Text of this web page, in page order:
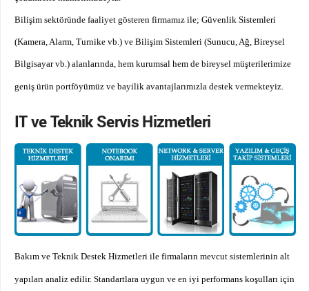
Bilişim sektöründe faaliyet gösteren firmamız ile; Güvenlik Sistemleri
(Kamera, Alarm, Turnike vb.) ve Bilişim Sistemleri (Sunucu, Ağ, Bireysel
Bilgisayar vb.) alanlarında, hem kurumsal hem de bireysel müşterilerimize
geniş ürün portföyümüz ve bayilik avantajlarımızla destek vermekteyiz.
IT ve Teknik Servis Hizmetleri
Bakım ve Teknik Destek Hizmetleri ile firmaların mevcut sistemlerinin alt
yapıları analiz edilir. Standartlara uygun ve en iyi performans koşulları için